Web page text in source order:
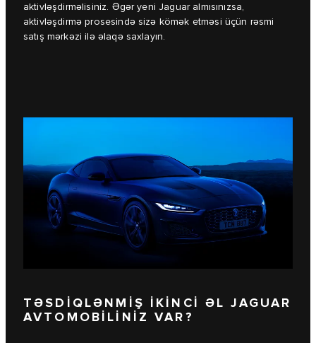
aktivləşdirməlisiniz. Əgər yeni Jaguar almısınızsa,
aktivləşdirmə prosesində sizə kömək etməsi üçün rəsmi
satış mərkəzi ilə əlaqə saxlayın.
TƏSDİQLƏNMİŞ İKİNCİ ƏL JAGUAR
AVTOMOBİLİNİZ VAR?